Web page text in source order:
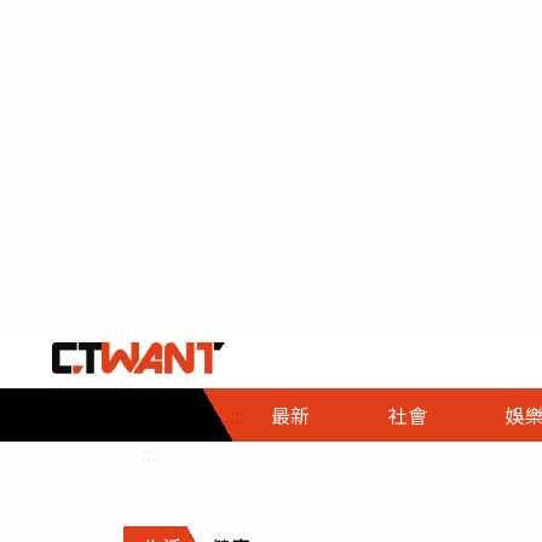
::: 最新 社會
社會首頁
時事
調查
娛樂
娛樂首頁
即時
財經首頁
熱線
政